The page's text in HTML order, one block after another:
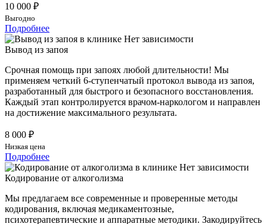
10 000 ₽
Выгодно
Подробнее
Вывод из запоя
Срочная помощь при запоях любой длительности! Мы
применяем четкий 6-ступенчатый протокол вывода из запоя,
разработанный для быстрого и безопасного восстановления.
Каждый этап контролируется врачом-наркологом и направлен
на достижение максимального результата.
8 000 ₽
Низкая цена
Подробнее
Кодирование от алкоголизма
Мы предлагаем все современные и проверенные методы
кодирования, включая медикаментозные,
психотерапевтические и аппаратные методики. Закодируйтесь